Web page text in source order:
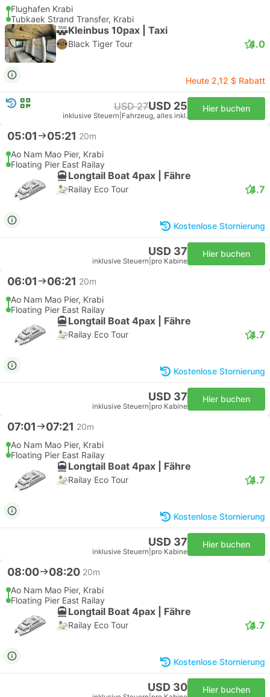
Flughafen Krabi
Tubkaek Strand Transfer, Krabi
Kleinbus 10pax | Taxi
Black Tiger Tour 4.0
Heute 2,12 $ Rabatt
USD 27USD 25
inklusive Steuern Fahrzeug, alles inkl.
Hier buchen
05:01 05:21 20m
Ao Nam Mao Pier, Krabi
Floating Pier East Railay
Longtail Boat 4pax | Fähre
Railay Eco Tour 4.7
Kostenlose Stornierung
USD 37
inklusive Steuern pro Kabine
Hier buchen
06:01 06:21 20m
Ao Nam Mao Pier, Krabi
Floating Pier East Railay
Longtail Boat 4pax | Fähre
Railay Eco Tour 4.7
Kostenlose Stornierung
USD 37
inklusive Steuern pro Kabine
Hier buchen
07:01 07:21 20m
Ao Nam Mao Pier, Krabi
Floating Pier East Railay
Longtail Boat 4pax | Fähre
Railay Eco Tour 4.7
Kostenlose Stornierung
USD 37
inklusive Steuern pro Kabine
Hier buchen
08:00 08:20 20m
Ao Nam Mao Pier, Krabi
Floating Pier East Railay
Longtail Boat 4pax | Fähre
Railay Eco Tour 4.7
Kostenlose Stornierung
USD 30 Hier buchen